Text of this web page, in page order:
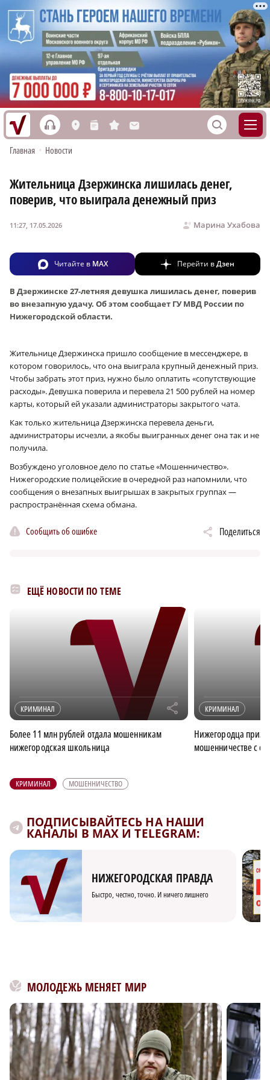
h L n s M S
Главная • Новости
Жительница Дзержинска лишилась денег,
поверив, что выиграла денежный приз
Марина Ухабова
11:27, 17.05.2026
Читайте в MAX Перейти вДзен
В Дзержинске 27-летняя девушка лишилась денег, поверив
во внезапную удачу. Об этом сообщает ГУ МВД России по
Нижегородской области.
Жительнице Дзержинска пришло сообщение в мессенджере, в
котором говорилось, что она выиграла крупный денежный приз.
Чтобы забрать этот приз, нужно было оплатить «сопутствующие
расходы». Девушка поверила и перевела 21 500 рублей на номер
карты, который ей указали администраторы закрытого чата.
Как только жительница Дзержинска перевела деньги,
администраторы исчезли, а якобы выигранных денег она так и не
получила.
Возбуждено уголовное дело по статье «Мошенничество».
Нижегородские полицейские в очередной раз напомнили, что
сообщения о внезапных выигрышах в закрытых группах —
распространённая схема обмана.
Сообщить об ошибке Поделиться
ЕЩЁ НОВОСТИ ПО ТЕМЕ
КРИМИНАЛ r
Более 11 млн рублей отдала мошенникам
нижегородская школьница
КРИМИНАЛ
Нижегородца
мошенничестве с
КРИМИНАЛ МОШЕННИЧЕСТВО
ПОДПИСЫВАЙТЕСЬ НА НАШИ
КАНАЛЫ В MAX И TELEGRAM:
НИЖЕГОРОДСКАЯ ПРАВДА
Быстро, честно, точно. И ничего лишнего
МОЛОДЕЖЬ МЕНЯЕТ МИР